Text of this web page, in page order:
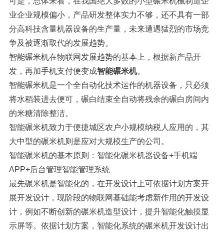
业企业规模偏小，产品研发整体实力不够，还不具有一部
分高科技含量机器设备的生产量，未来遭遇猛烈的市场竞
争及被逐渐取代的发展趋势。
智能碾米机在物联网发展趋势的基本上，根据新产品开
发，再加手机支付便变成智能碾米机。
智能碾米机是一个全自动化技术运作的机器设备，只必须
将水稻装进去便可，碾白结束全自动将残余的碾白房间内
的米糖清除整洁。
智能碾米机致力于便捷城区农户小规模纳税人应用的，其
大中型的碾米机则是应对大规模生产的公司。
智能碾米机的基本原则：智能化碾米机器设备+手机端
APP+后台管理智能管理系统
最先碾米机是智能化的，在开发设计上可依据计划方案开
展开发设计，现阶段的物联网基础能考虑新作用的开发设
计，例如不断创新的碾米机造型设计，提升智能化触摸显
示屏等。依据计划方案，智能化系统的碾米机开发设计出